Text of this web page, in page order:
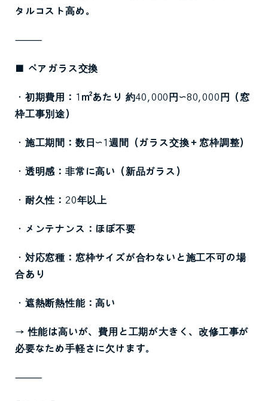
タルコスト高め。
⸻
ペアガラス交換
・初期費用： 1 ㎡あたり 約40,000 円〜80,000 円（窓
枠工事別途）
・施工期間：数日〜1週間（ガラス交換＋窓枠調整）
・透明感：非常に高い（新品ガラス）
・耐久性： 20年以上
・メンテナンス：ほぼ不要
・対応窓種：窓枠サイズが合わないと施工不可の場
合あり
・遮熱断熱性能：高い
→性能は高いが、費用と工期が大きく、改修工事が
必要なため手軽さに欠けます。
⸻